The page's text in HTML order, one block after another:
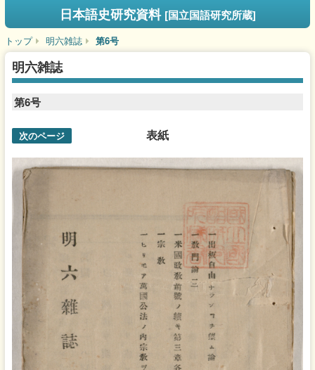
日本語史研究資料 [国立国語研究所蔵]
トップ 明六雑誌 第6号
明六雑誌
第6号
表紙
次のページ